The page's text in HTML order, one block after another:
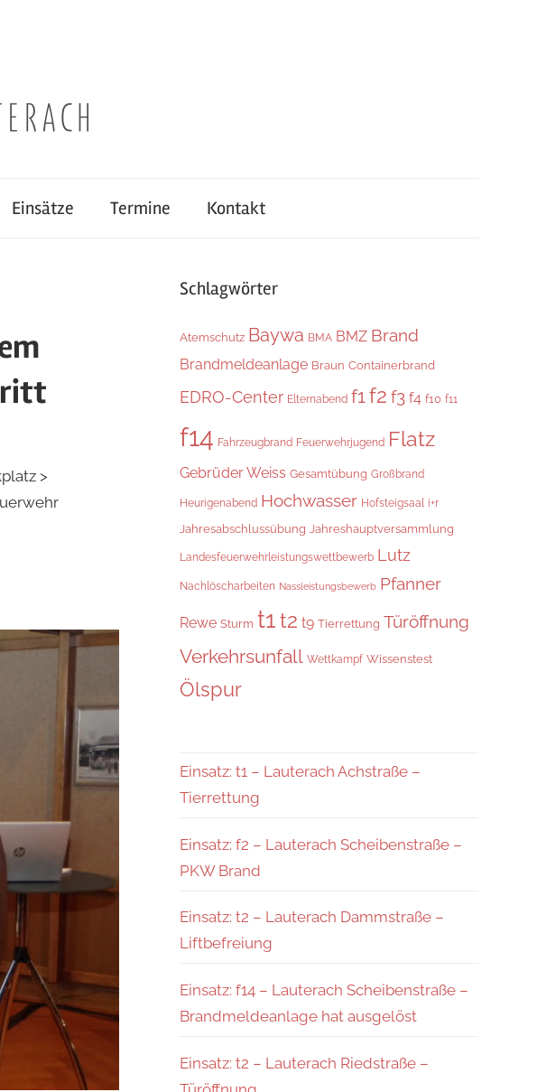
Einsätze Termine Kontakt
>
Schlagwörter
Atemschutz Baywa BMA BMZ Brand
Brandmeldeanlage Braun Containerbrand
EDRO-Center Elternabend f1f2 f3 f4 f10 f11
f14 Fahrzeugbrand Feuerwehrjugend Flatz
Gebrüder Weiss Gesamtübung Großbrand
Heurigenabend Hochwasser Hofsteigsaal i+r
Jahresabschlussübung Jahreshauptversammlung
Landesfeuerwehrleistungswettbewerb Lutz
Nachlöscharbeiten Nassleistungsbewerb Pfanner
Rewe Sturm t1t2 t9 Tierrettung Türöffnung
Verkehrsunfall Wettkampf Wissenstest
Ölspur
Einsatz: t1 – Lauterach Achstraße –
Tierrettung
Einsatz: f2 – Lauterach Scheibenstraße –
PKW Brand
Einsatz: t2 – Lauterach Dammstraße –
Liftbefreiung
Einsatz: f14 – Lauterach Scheibenstraße –
Brandmeldeanlage hat ausgelöst
Einsatz: t2 – Lauterach Riedstraße –